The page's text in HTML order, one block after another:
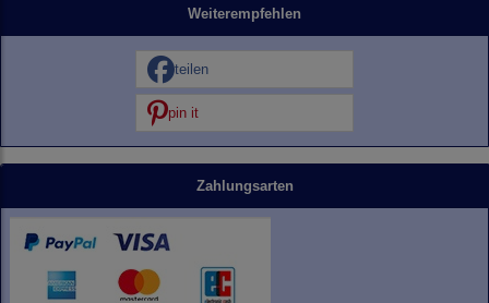
Weiterempfehlen
teilen
pin it
Zahlungsarten